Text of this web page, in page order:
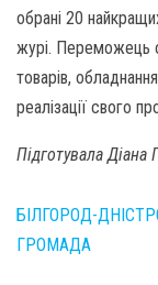
обрані 20
журі. Переможець
товарів,
реалізації свого
Підготувала Діана
БІЛГОРОД-
ГРОМАДА